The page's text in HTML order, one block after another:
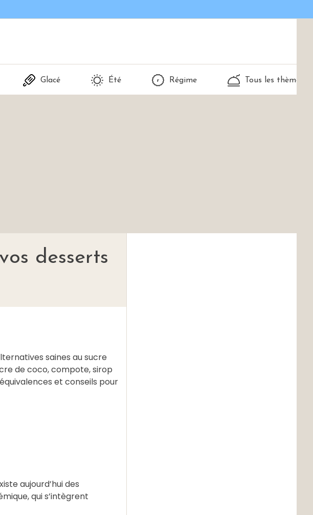
Glacé Été Régime Tous les thèmes
desserts
saines au sucre
de coco, compote, sirop
et conseils pour
aujourd’hui des
qui s’intègrent